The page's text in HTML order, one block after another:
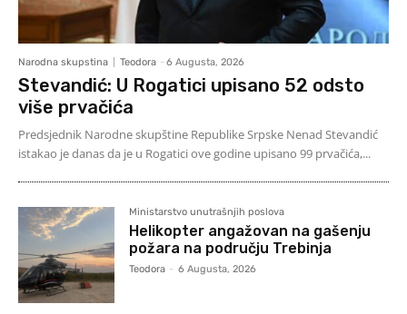
Narodna skupstina Teodora - 6 Augusta, 2026
Stevandić: U Rogatici upisano 52 odsto
više prvačića
Predsjednik Narodne skupštine Republike Srpske Nenad Stevandić
istakao je danas da je u Rogatici ove godine upisano 99 prvačića,...
Ministarstvo unutrašnjih poslova
Helikopter angažovan na gašenju
požara na području Trebinja
Teodora - 6 Augusta, 2026